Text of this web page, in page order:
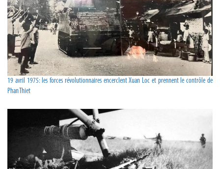
19 avril 1975: les forces révolutionnaires encerclent Xuan Loc et prennent le contrôle de
Phan Thiet